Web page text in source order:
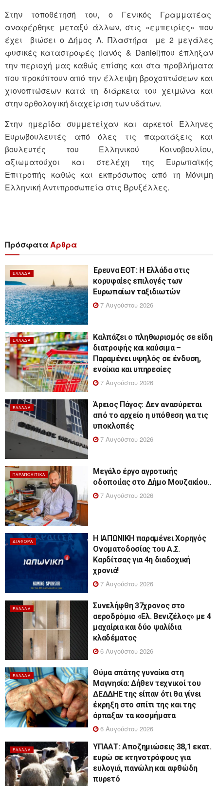
Στην τοποθέτησή του, ο Γενικός Γραμματέας
αναφέρθηκε μεταξύ άλλων, στις «εμπειρίες» που
έχει βιώσει ο Δήμος Λ. Πλαστήρα με 2 μεγάλες
φυσικές καταστροφές (Ιανός & Daniel)που έπληξαν
την περιοχή μας καθώς επίσης και στα προβλήματα
που προκύπτουν από την έλλειψη βροχοπτώσεων και
χιονοπτώσεων κατά τη διάρκεια του χειμώνα και
στην ορθολογική διαχείριση των υδάτων.
Στην ημερίδα συμμετείχαν και αρκετοί Έλληνες
Ευρωβουλευτές από όλες τις παρατάξεις και
βουλευτές του Ελληνικού Κοινοβουλίου,
αξιωματούχοι και στελέχη της Ευρωπαϊκής
Επιτροπής καθώς και εκπρόσωπος από τη Μόνιμη
Ελληνική Αντιπροσωπεία στις Βρυξέλλες.
ΠρόσφαταΆρθρα
ΕΛΛΆΔΑ
Έρευνα ΕΟΤ: Η Ελλάδα στις
κορυφαίες επιλογές των
Ευρωπαίων ταξιδιωτών
7 Αυγούστου 2026
ΕΛΛΆΔΑ
Καλπάζει ο πληθωρισμός σε είδη
διατροφής και καύσιμα –
Παραμένει υψηλός σε ένδυση,
ενοίκια και υπηρεσίες
7 Αυγούστου 2026
ΕΛΛΆΔΑ
Άρειος Πάγος: Δεν ανασύρεται
από το αρχείο η υπόθεση για τις
υποκλοπές
7 Αυγούστου 2026
ΠΑΡΑΠΟΛΙΤΙΚΆ
Μεγάλο έργο αγροτικής
οδοποιίας στο Δήμο Μουζακίου..
7 Αυγούστου 2026
ΔΙΆΦΟΡΑ
Η ΙΑΠΩΝΙΚΗ παραμένει Χορηγός
Ονοματοδοσίας του Α.Σ.
Καρδίτσας για 4η διαδοχική
χρονιά!
7 Αυγούστου 2026
ΕΛΛΆΔΑ
Συνελήφθη 37χρονος στο
αεροδρόμιο «Ελ. Βενιζέλος» με 4
μαχαίρια και δύο ψαλίδια
κλαδέματος
6 Αυγούστου 2026
ΕΛΛΆΔΑ
Θύμα απάτης γυναίκα στη
Μαγνησία: Δήθεν τεχνικοί του
ΔΕΔΔΗΕ της είπαν ότι θα γίνει
έκρηξη στο σπίτι της και της
άρπαξαν τα κοσμήματα
6 Αυγούστου 2026
ΕΛΛΆΔΑ
ΥΠΑΑΤ: Αποζημιώσεις 38,1 εκατ.
ευρώ σε κτηνοτρόφους για
ευλογιά, πανώλη και αφθώδη
πυρετό